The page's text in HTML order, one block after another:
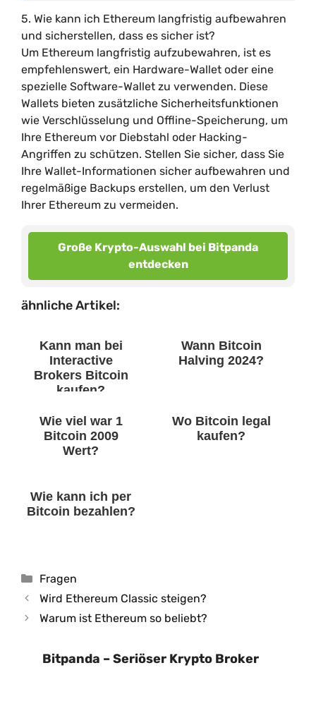
5. Wie kann ich Ethereum langfristig aufbewahren
und sicherstellen, dass es sicher ist?
Um Ethereum langfristig aufzubewahren, ist es
empfehlenswert, ein Hardware-Wallet oder eine
spezielle Software-Wallet zu verwenden. Diese
Wallets bieten zusätzliche Sicherheitsfunktionen
wie Verschlüsselung und Offline-Speicherung, um
Ihre Ethereum vor Diebstahl oder Hacking-
Angriffen zu schützen. Stellen Sie sicher, dass Sie
Ihre Wallet-Informationen sicher aufbewahren und
regelmäßige Backups erstellen, um den Verlust
Ihrer Ethereum zu vermeiden.
Große Krypto-Auswahl bei Bitpanda
entdecken
ähnliche Artikel:
Kann man bei
Interactive
Brokers Bitcoin
kaufen?
Wann Bitcoin
Halving 2024?
Wie viel war 1
Bitcoin 2009
Wert?
Wo Bitcoin legal
kaufen?
Wie kann ich per
Bitcoin bezahlen?
Kategorien
Fragen
Wird Ethereum Classic steigen?
Warum ist Ethereum so beliebt?
Bitpanda – Seriöser Krypto Broker